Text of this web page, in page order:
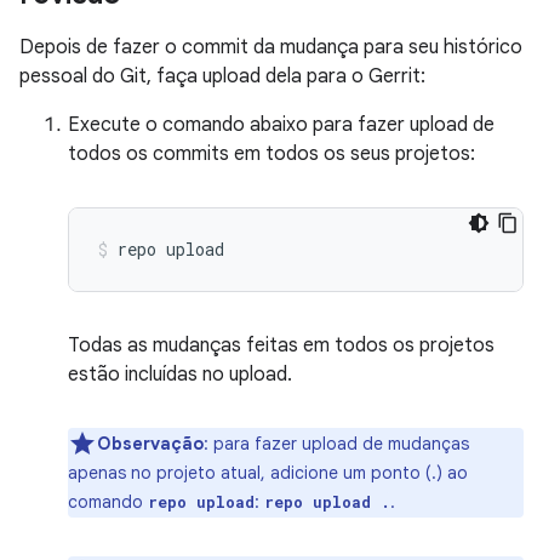
Depois de fazer o commit da mudança para seu histórico
pessoal do Git, faça upload dela para o Gerrit:
Execute o comando abaixo para fazer upload de
todos os commits em todos os seus projetos:
repo upload
Todas as mudanças feitas em todos os projetos
estão incluídas no upload.
Observação: para fazer upload de mudanças
apenas no projeto atual, adicione um ponto (.) ao
comando repo upload: repo upload . .